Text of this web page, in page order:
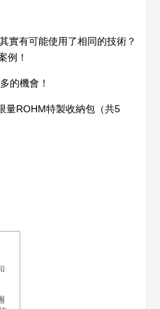
實有可能使用了相同的技術？
例！
的機會！
量ROHM特製收納包（共5